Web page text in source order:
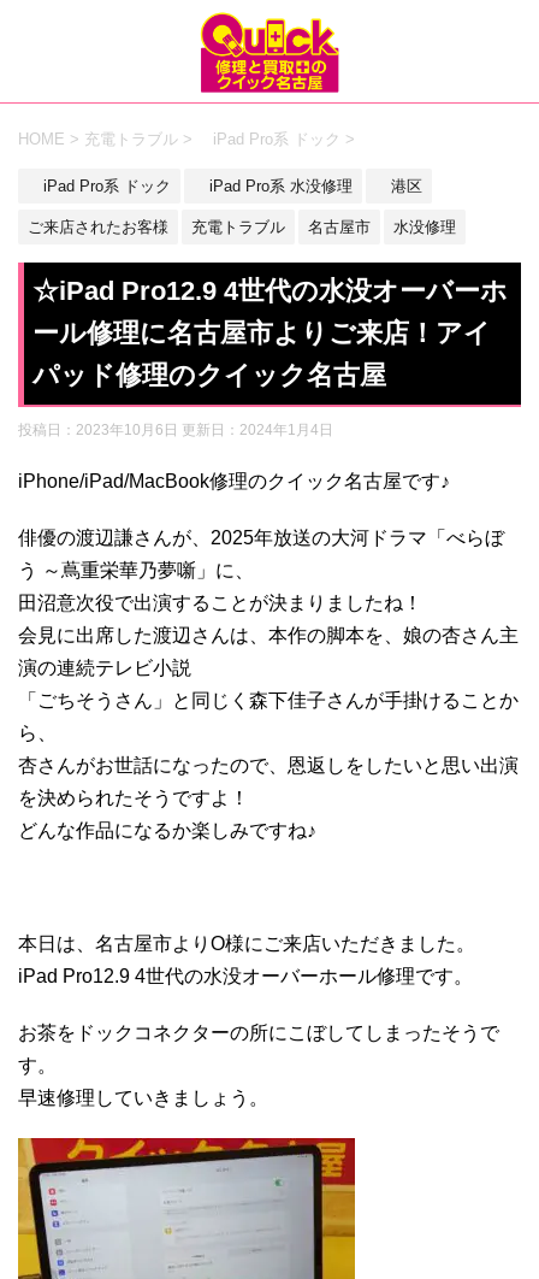
HOME > 充電トラブル > iPad Pro系 ドック >
iPad Pro系 ドック iPad Pro系 水没修理 港区
ご来店されたお客様 充電トラブル 名古屋市 水没修理
☆iPad Pro12.9 4世代の水没オーバーホ
ール修理に名古屋市よりご来店！アイ
パッド修理のクイック名古屋
投稿日：2023年10月6日 更新日： 2024年1月4日
iPhone/iPad/MacBook修理のクイック名古屋です♪
俳優の渡辺謙さんが、2025年放送の大河ドラマ「べらぼ
う ～蔦重栄華乃夢噺」に、
田沼意次役で出演することが決まりましたね！
会見に出席した渡辺さんは、本作の脚本を、娘の杏さん主
演の連続テレビ小説
「ごちそうさん」と同じく森下佳子さんが手掛けることか
ら、
杏さんがお世話になったので、恩返しをしたいと思い出演
を決められたそうですよ！
どんな作品になるか楽しみですね♪
本日は、名古屋市よりO様にご来店いただきました。
iPad Pro12.9 4世代の水没オーバーホール修理です。
お茶をドックコネクターの所にこぼしてしまったそうで
す。
早速修理していきましょう。